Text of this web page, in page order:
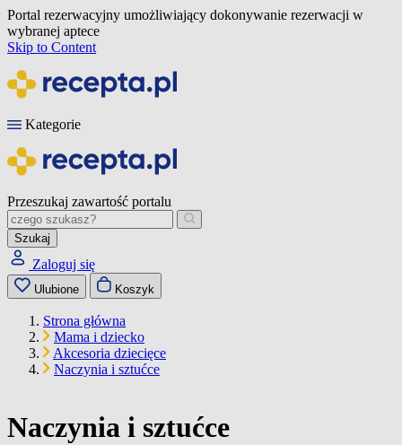
Portal rezerwacyjny umożliwiający dokonywanie rezerwacji w
wybranej aptece
Skip to Content
Kategorie
Przeszukaj zawartość portalu
Szukaj
Zaloguj się
Ulubione Koszyk
Strona główna
Mama i dziecko
Akcesoria dziecięce
Naczynia i sztućce
Naczynia i sztućce